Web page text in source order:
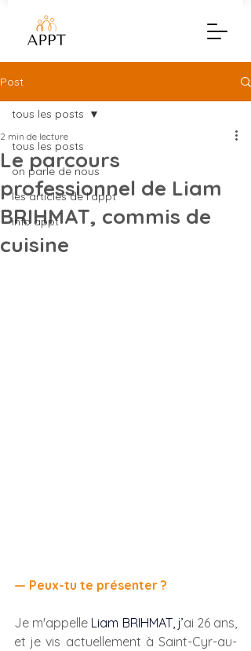
Post
tous les posts
on parle de nous
les articles de l'appt
info appt
tous les posts
Le parcours
professionnel de Liam
BRIHMAT, commis de
cuisine
2 min de lecture
— Peux-tu te présenter ?
Je m'appelle Liam BRIHMAT, j’ai 26 ans,
et je vis actuellement à Saint-Cyr-au-